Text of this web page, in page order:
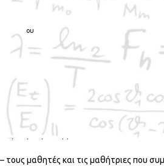
Η Διοικούσα Επιτροπή του
ου Ημαθιώτικου Μαθηματικού
Σάββατο 18 Ιανουαρίου 2025.
Στο φετινό διαγωνισμό συμμετείχαν
Οι διακριθέντες από την Ημαθία στους
για την οποία θα υπάρξει νεότερη
Συγχαίρουμε θερμά:
– τους μαθητές και τις μαθήτριες που